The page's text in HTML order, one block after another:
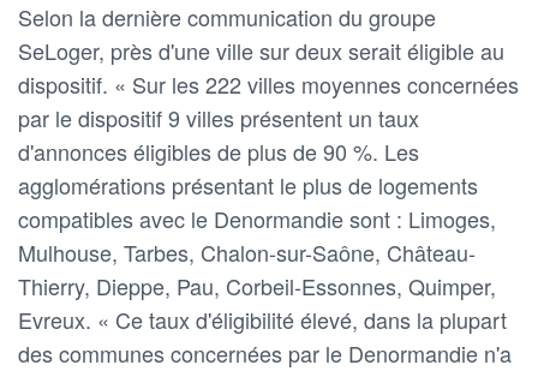
Selon la dernière communication du groupe
SeLoger, près d'une ville sur deux serait éligible au
dispositif. « Sur les 222 villes moyennes concernées
par le dispositif 9 villes présentent un taux
d'annonces éligibles de plus de 90 %. Les
agglomérations présentant le plus de logements
compatibles avec le Denormandie sont : Limoges,
Mulhouse, Tarbes, Chalon-sur-Saône, Château-
Thierry, Dieppe, Pau, Corbeil-Essonnes, Quimper,
Evreux. « Ce taux d'éligibilité élevé, dans la plupart
des communes concernées par le Denormandie n'a